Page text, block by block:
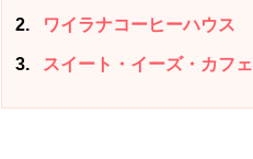
2 ワイラナコーヒーハウス
3 スイート・イーズ・カフェ